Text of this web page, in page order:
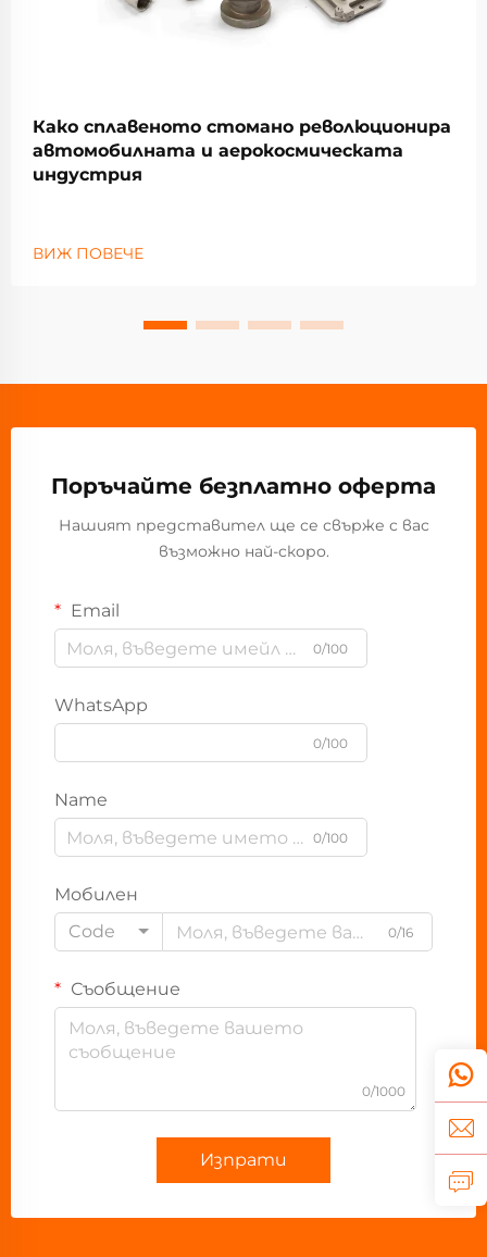
Како сплавеното стомано революционира
автомобилната и аерокосмическата
индустрия
ВИЖ ПОВЕЧЕ
Поръчайте безплатно оферта
Нашият представител ще се свърже с вас
възможно най-скоро.
Email
0/100
WhatsApp
0/100
Name
0/100
Мобилен
Code
0/16
Съобщение
0/1000
Изпрати